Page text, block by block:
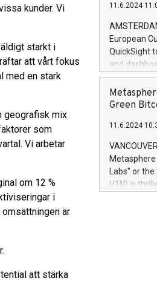
kunder. Vi
starkt i
att vårt fokus
med en stark
geografisk mix
som
Vi arbetar
om 12 %
i
är
att stärka
Markets will
+354 410
11.6.2024
European
QuickSight
and
customer
to dive
the
module, in
module
Relay42
their data
customers
Marketers
Green
11.6.2024
Labs" or the
H1N) is